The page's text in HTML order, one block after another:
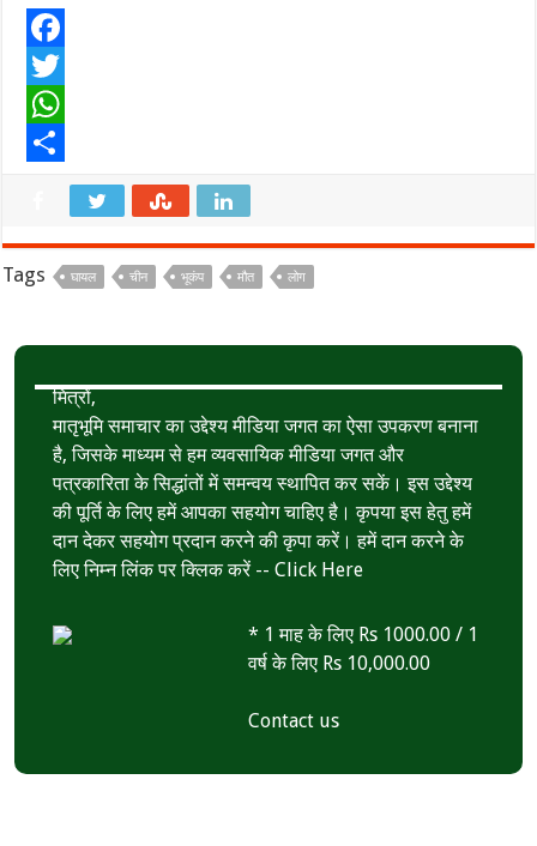
F
a
c
T
w
W
Tags घायल चीन भूकंप मौत लोग
मित्रों,
मातृभूमि समाचार का उद्देश्य मीडिया जगत का ऐसा उपकरण बनाना
है, जिसके माध्यम से हम व्यवसायिक मीडिया जगत और
पत्रकारिता के सिद्धांतों में समन्वय स्थापित कर सकें। इस उद्देश्य
की पूर्ति के लिए हमें आपका सहयोग चाहिए है। कृपया इस हेतु हमें
दान देकर सहयोग प्रदान करने की कृपा करें। हमें दान करने के
लिए निम्न लिंक पर क्लिक करें --Click Here
* 1 माह के लिए Rs 1000.00 / 1
वर्ष के लिए Rs 10,000.00
Contact us